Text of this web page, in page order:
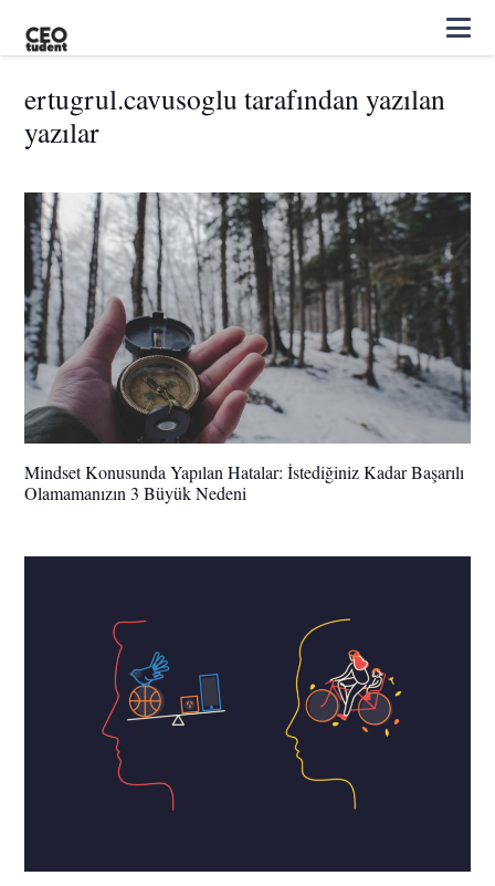
ertugrul.cavusoglu tarafından yazılan
yazılar
Mindset Konusunda Yapılan Hatalar: İstediğiniz Kadar Başarılı
Olamamanızın 3 Büyük Nedeni